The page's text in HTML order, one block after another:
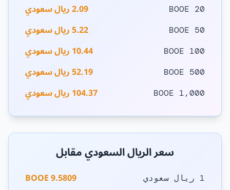
20 BOOE 2.09 ريال سعودي
50 BOOE 5.22 ريال سعودي
100 BOOE 10.44 ريال سعودي
500 BOOE 52.19 ريال سعودي
1,000 BOOE 104.37 ريال سعودي
سعر الريال السعودي مقابل
1 ريال سعودي 9.5809 BOOE